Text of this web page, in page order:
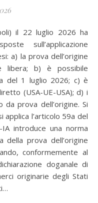
sull’applicazione
a) la prova dell’origine
libera; b) è possibile
del 1 luglio 2026; c) è
(USA-UE-USA); d) i
prova dell’origine. Si
l’articolo 59a del
IA introduce una norma
della prova dell’origine
conformemente al
doganale di
originarie degli Stati